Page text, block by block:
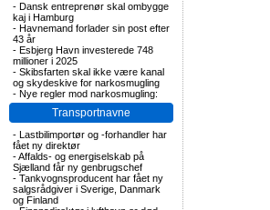
- Dansk entreprenør skal ombygge
kaj i Hamburg
- Havnemand forlader sin post efter
43 år
- Esbjerg Havn investerede 748
millioner i 2025
- Skibsfarten skal ikke være kanal
og skydeskive for narkosmugling
- Nye regler mod narkosmugling:
Transportnavne
- Lastbilimportør og -forhandler har
fået ny direktør
-Affalds- og energiselskab på
Sjælland får ny genbrugschef
- Tankvognsproducent har fået ny
salgsrådgiver i Sverige, Danmark
og Finland